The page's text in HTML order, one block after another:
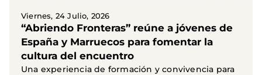
Viernes, 24 Julio, 2026
“Abriendo Fronteras” reúne a jóvenes de
España y Marruecos para fomentar la
cultura del encuentro
Una experiencia de formación y convivencia para